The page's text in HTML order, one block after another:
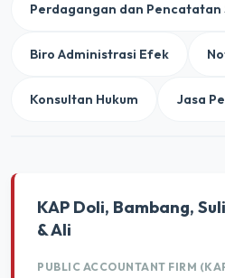
Perdagangan dan Pencatatan
Biro Administrasi Efek
Konsultan Hukum Jasa
KAP Doli, Bambang,
& Ali
PUBLIC ACCOUNTANT FIRM